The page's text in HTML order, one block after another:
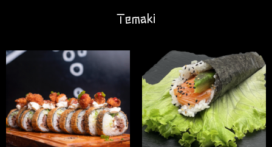
Temaki